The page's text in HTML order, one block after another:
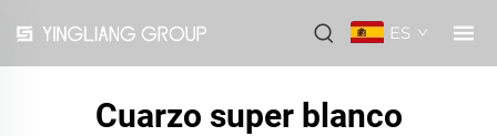
ES
Cuarzo super blanco